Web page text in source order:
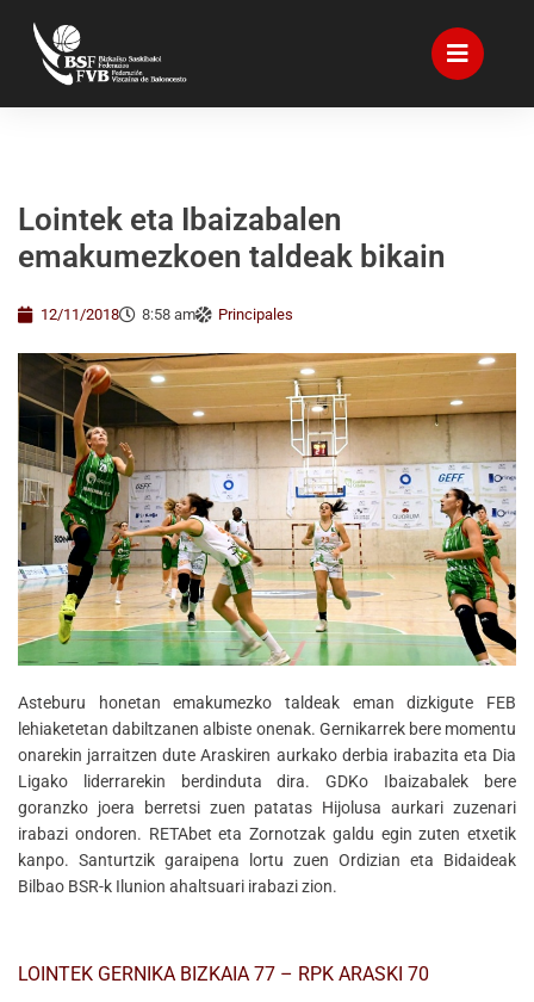
Lointek eta Ibaizabalen
emakumezkoen taldeak bikain
12/11/2018 8:58 am Principales
Asteburu honetan emakumezko taldeak eman dizkigute FEB
lehiaketetan dabiltzanen albiste onenak. Gernikarrek bere momentu
onarekin jarraitzen dute Araskiren aurkako derbia irabazita eta Dia
Ligako liderrarekin berdinduta dira. GDKo Ibaizabalek bere
goranzko joera berretsi zuen patatas Hijolusa aurkari zuzenari
irabazi ondoren. RETAbet eta Zornotzak galdu egin zuten etxetik
kanpo. Santurtzik garaipena lortu zuen Ordizian eta Bidaideak
Bilbao BSR-k Ilunion ahaltsuari irabazi zion.
LOINTEK GERNIKA BIZKAIA 77 – RPK ARASKI 70